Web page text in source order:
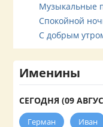
Музыкальные
Спокойной
С добрым
Именины
СЕГОДНЯ (09
Герман Иван